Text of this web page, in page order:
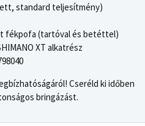
standard teljesítmény)
fékpofa (tartóval és betéttel)
XT alkatrész
Cseréld ki időben
bringázást.